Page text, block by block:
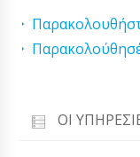
Παρακολούθησέ
ΟΙ